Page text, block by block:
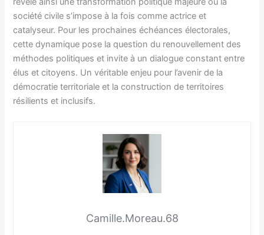
société civile s’impose à la fois comme actrice et
catalyseur. Pour les prochaines échéances électorales,
cette dynamique pose la question du renouvellement des
méthodes politiques et invite à un dialogue constant entre
élus et citoyens. Un véritable enjeu pour l’avenir de la
démocratie territoriale et la construction de territoires
résilients et inclusifs.
Camille.Moreau.68